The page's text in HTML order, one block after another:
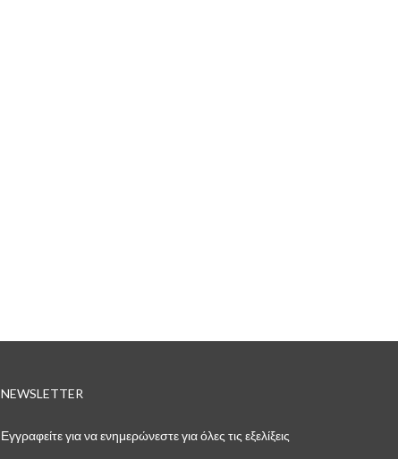
NEWSLETTER
Εγγραφείτε για να ενημερώνεστε για όλες τις εξελίξεις